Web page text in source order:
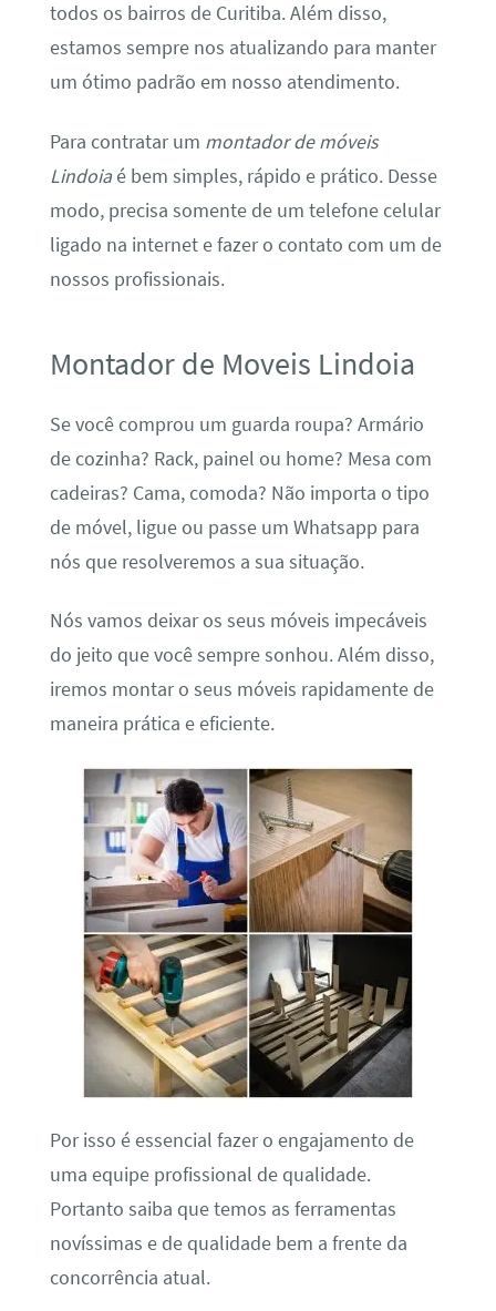
todos os bairros de Curitiba. Além disso,
estamos sempre nos atualizando para manter
um ótimo padrão em nosso atendimento.
Para contratar um montador de móveis
Lindoiaé bem simples, rápido e prático. Desse
modo, precisa somente de um telefone celular
ligado na internet e fazer o contato com um de
nossos profissionais.
Montador de Moveis Lindoia
Se você comprou um guarda roupa? Armário
de cozinha? Rack, painel ou home? Mesa com
cadeiras? Cama, comoda? Não importa o tipo
de móvel, ligue ou passe um Whatsapp para
nós que resolveremos a sua situação.
Nós vamos deixar os seus móveis impecáveis
do jeito que você sempre sonhou. Além disso,
iremos montar o seus móveis rapidamente de
maneira prática e eficiente.
Por isso é essencial fazer o engajamento de
uma equipe profissional de qualidade.
Portanto saiba que temos as ferramentas
novíssimas e de qualidade bem a frente da
concorrência atual.